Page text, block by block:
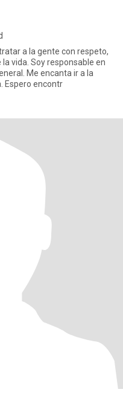
a la gente con respeto,
en
ir a la
Espero encontr